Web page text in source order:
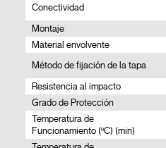
Conectividad
Montaje
Material envolvente
Método de fijación de la tapa
Resistencia al impacto
Grado de Protección
Temperatura de
Funcionamiento (ºC) (min)